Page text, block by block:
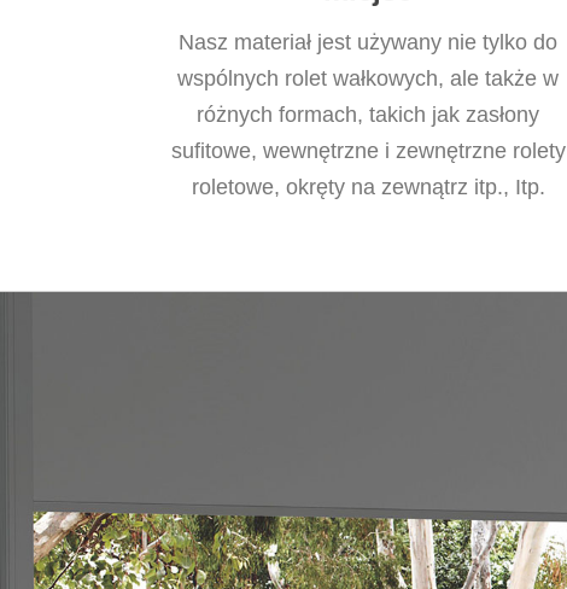
Nasz materiał jest używany nie tylko do
wspólnych rolet wałkowych, ale także w
różnych formach, takich jak zasłony
sufitowe, wewnętrzne i zewnętrzne rolety
roletowe, okręty na zewnątrz itp., Itp.